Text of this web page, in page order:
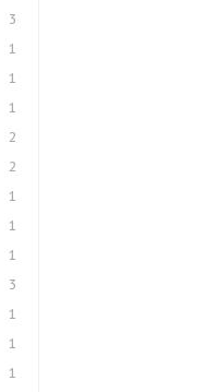
3
1
1
1
2
2
1
1
1
3
1
1
1